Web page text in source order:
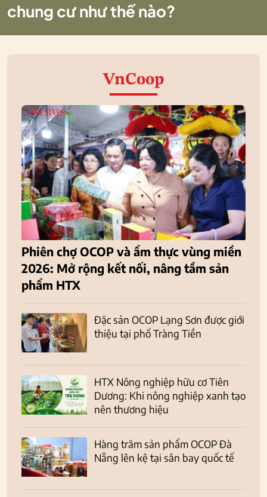
chung cư như thế nào?
VnCoop
Phiên chợ OCOP và ẩm thực vùng miền
2026: Mở rộng kết nối, nâng tầm sản
phẩm HTX
Đặc sản OCOP Lạng Sơn được giới
thiệu tại phố Tràng Tiền
HTX Nông nghiệp hữu cơ Tiên
Dương: Khi nông nghiệp xanh tạo
nên thương hiệu
Hàng trăm sản phẩm OCOP Đà
Nẵng lên kệ tại sân bay quốc tế